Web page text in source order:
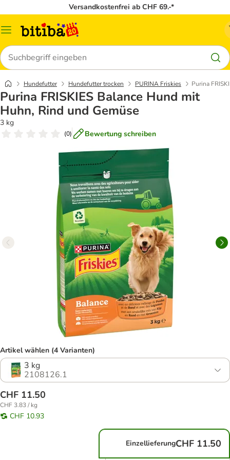
Versandkostenfrei ab CHF 69.-*
Menü
Suchen
Hundefutter Hundefutter trocken PURINA Friskies Purina
Purina FRISKIES Balance Hund mit
Huhn, Rind und Gemüse
3 kg
(0) Bewertung schreiben
Artikel wählen (4 Varianten)
3 kg
2108126.1
CHF 11.50
CHF 3.83 / kg
CHF 10.93
EinzellieferungCHF 11.50